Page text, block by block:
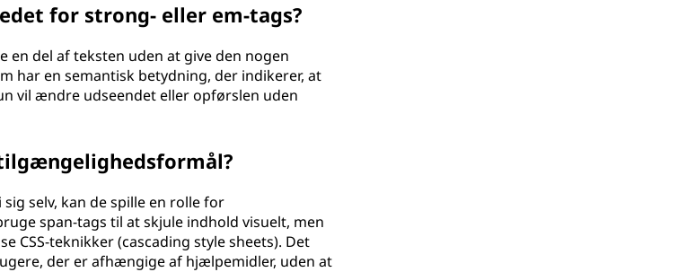
for strong- eller em-tags?
del af teksten uden at give den nogen
har en semantisk betydning, der indikerer, at
vil ændre udseendet eller opførslen uden
selv, kan de spille en rolle for
span-tags til at skjule indhold visuelt, men
teknikker (cascading style sheets). Det
der er afhængige af hjælpemidler, uden at